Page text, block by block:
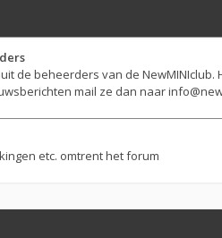
de beheerders van de NewMINIclub.
mail ze dan naar
etc. omtrent het forum